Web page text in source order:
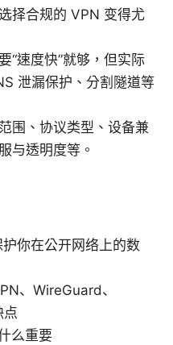
择合规的 VPN 变得尤
“速度快”就够，但实际
泄漏保护、分割隧道等
围、协议类型、设备兼
与透明度等。
你在公开网络上的数
、WireGuard、
点
么重要